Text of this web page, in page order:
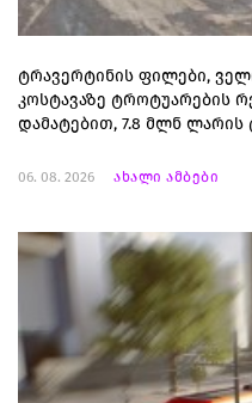
ტრავერტინის ფილები,
კოსტავაზე ტროტუარების
დამატებით, 7.8 მლნ
06. 08. 2026 ახალი ამბები